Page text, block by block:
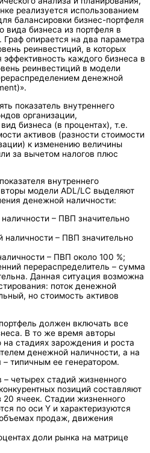
реализуется использованием
балансировки бизнес-портфеля
вида бизнеса из портфеля в
Граф опирается на два параметра
реинвестиций, в которых
каждого бизнеса в
реинвестиций в модели
денежной
показатель внутреннего
организации,
бизнеса (в процентах), т.е.
активов (разности стоимости
к изменению величины
за вычетом налогов плюс
внутреннего
модели ADL/LC выделяют
денежной наличности:
– ПВП значительно
наличности – ПВП значительно
– ПВП около 100 %;
перераспределитель – сумма
Данная ситуация возможна
поток денежной
но стоимость активов
должен включать все
В то же время авторы
на стадиях зарождения и роста
денежной наличности, а на
– типичным ее генератором.
четырех стадий жизненного
позиций составляют
ячеек. Стадии жизненного
по оси Y и характеризуются
продаж, движения
доли рынка на матрице